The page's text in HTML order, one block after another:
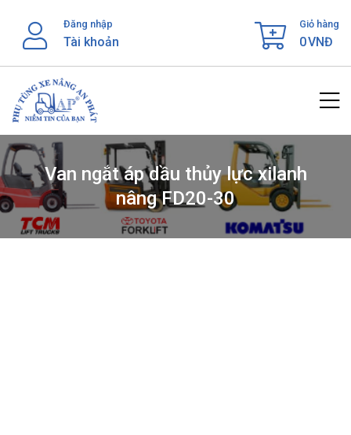
content
Đăng nhập
Tài khoản
Giỏ hàng
0VNĐ
Van ngắt áp dầu thủy lực xilanh
nâng FD20-30